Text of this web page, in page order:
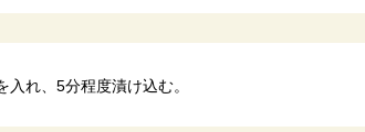
れ、5分程度漬け込む。